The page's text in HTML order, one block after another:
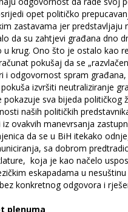
opet političko
zastavama jer predstavljaju
da su zahtjevi građana dno
u krug. Ono što je ostalo kao
pokušaj da se
i odgovornost spram
izvršiti neutraliziranje
pokazuje sva bijeda političkog
naših političkih
ovakvih manevrsanja
da se u BiH itekako
sa dobrom
koja je kao načelo
eskapadama u
konkretnog odgovora i
plenuma